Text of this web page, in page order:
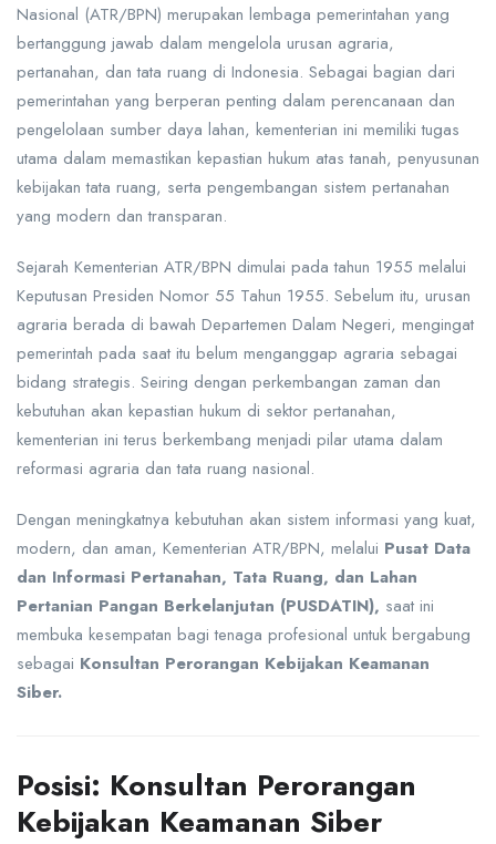
Nasional (ATR/BPN) merupakan lembaga pemerintahan yang
bertanggung jawab dalam mengelola urusan agraria,
pertanahan, dan tata ruang di Indonesia. Sebagai bagian dari
pemerintahan yang berperan penting dalam perencanaan dan
pengelolaan sumber daya lahan, kementerian ini memiliki tugas
utama dalam memastikan kepastian hukum atas tanah, penyusunan
kebijakan tata ruang, serta pengembangan sistem pertanahan
yang modern dan transparan.
Sejarah Kementerian ATR/BPN dimulai pada tahun 1955 melalui
Keputusan Presiden Nomor 55 Tahun 1955. Sebelum itu, urusan
agraria berada di bawah Departemen Dalam Negeri, mengingat
pemerintah pada saat itu belum menganggap agraria sebagai
bidang strategis. Seiring dengan perkembangan zaman dan
kebutuhan akan kepastian hukum di sektor pertanahan,
kementerian ini terus berkembang menjadi pilar utama dalam
reformasi agraria dan tata ruang nasional.
Dengan meningkatnya kebutuhan akan sistem informasi yang kuat,
modern, dan aman, Kementerian ATR/BPN, melalui Pusat Data
dan Informasi Pertanahan, Tata Ruang, dan Lahan
Pertanian Pangan Berkelanjutan (PUSDATIN), saat ini
membuka kesempatan bagi tenaga profesional untuk bergabung
sebagai Konsultan Perorangan Kebijakan Keamanan
Siber.
Posisi: Konsultan Perorangan
Kebijakan Keamanan Siber